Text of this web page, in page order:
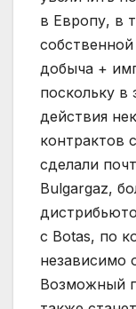
в Европу, в
добыча +
поскольку в
действия
контрактов
сделали
Bulgargaz,
с Botas, по
независимо
Возможный